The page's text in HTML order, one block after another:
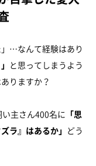
…なんて経験はあり
と思ってしまうよう
りますか？
い主さん400名に 「思
ラ』はあるか」 どう